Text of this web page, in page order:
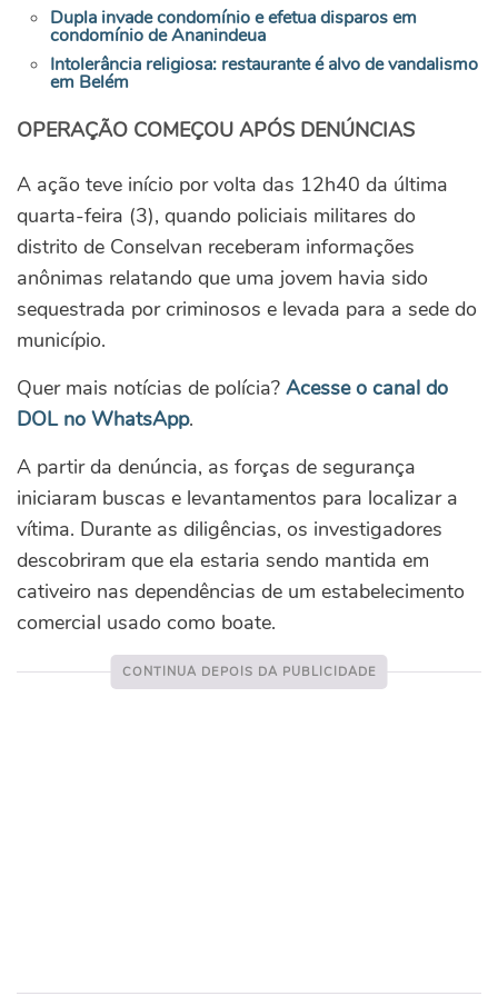
Dupla invade condomínio e efetua disparos em
condomínio de Ananindeua
Intolerância religiosa: restaurante é alvo de vandalismo
em Belém
OPERAÇÃO COMEÇOU APÓS DENÚNCIAS
A ação teve início por volta das 12h40 da última
quarta-feira (3), quando policiais militares do
distrito de Conselvan receberam informações
anônimas relatando que uma jovem havia sido
sequestrada por criminosos e levada para a sede do
município.
Quer mais notícias de polícia? Acesse o canal do
DOL no WhatsApp.
A partir da denúncia, as forças de segurança
iniciaram buscas e levantamentos para localizar a
vítima. Durante as diligências, os investigadores
descobriram que ela estaria sendo mantida em
cativeiro nas dependências de um estabelecimento
comercial usado como boate.